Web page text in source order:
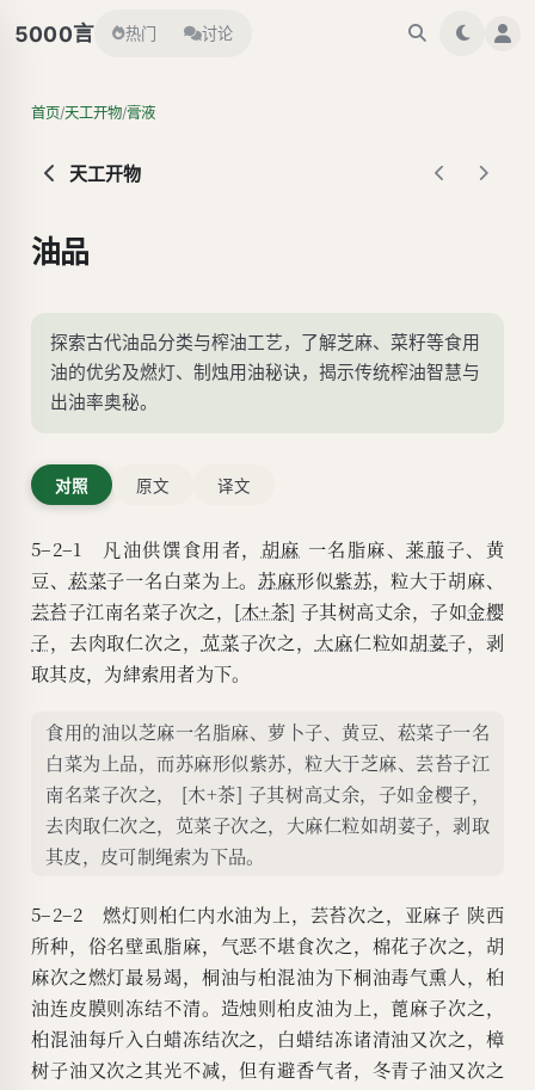
5000言 热门 讨论
首页/天工开物/膏液
天工开物
油品
探索古代油品分类与榨油工艺，了解芝麻、菜籽等食用
油的优劣及燃灯、制烛用油秘诀，揭示传统榨油智慧与
出油率奥秘。
对照 原文 译文
5–2–1 凡油供馔食用者， 胡麻 一名脂麻、莱菔子、黄
豆、 菘菜子一名白菜为上。苏麻形似紫苏，粒大于胡麻、
芸苔子江南名菜子次之， [木+茶] 子其树高丈余，子如金樱
子，去肉取仁次之， 苋菜子次之， 大麻仁粒如胡荽子，剥
取其皮，为䋖索用者为下。
食用的油以芝麻一名脂麻、萝卜子、黄豆、菘菜子一名
白菜为上品，而苏麻形似紫苏，粒大于芝麻、芸苔子江
南名菜子次之， [木+茶] 子其树高丈余，子如金樱子，
去肉取仁次之，苋菜子次之，大麻仁粒如胡荽子，剥取
其皮，皮可制绳索为下品。
5–2–2 燃灯则桕仁内水油为上，芸苔次之，亚麻子 陕西
所种，俗名壁虱脂麻，气恶不堪食次之，棉花子次之，胡
麻次之燃灯最易竭，桐油与桕混油为下桐油毒气熏人，桕
油连皮膜则冻结不清。造烛则桕皮油为上，蓖麻子次之，
桕混油每斤入白蜡冻结次之，白蜡结冻诸清油又次之，樟
树子油又次之其光不减，但有避香气者，冬青子油又次之